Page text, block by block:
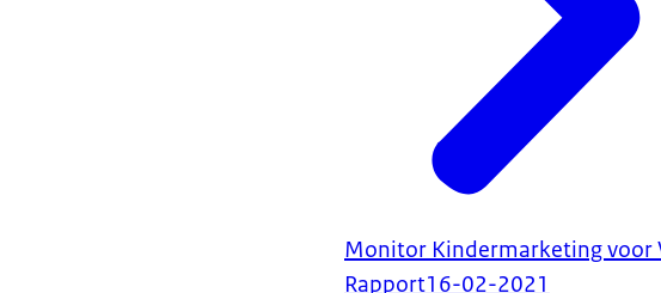
Monitor Kindermarketing voor
Rapport16-02-2021